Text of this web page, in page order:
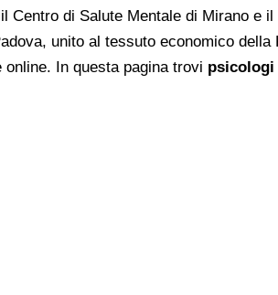
di Salute Mentale di Mirano e
unito al tessuto economico della
In questa pagina trovi psicologi